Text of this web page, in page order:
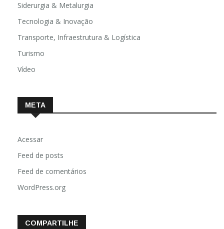
Siderurgia & Metalurgia
Tecnologia & Inovação
Transporte, Infraestrutura & Logística
Turismo
Vídeo
META
Acessar
Feed de posts
Feed de comentários
WordPress.org
COMPARTILHE